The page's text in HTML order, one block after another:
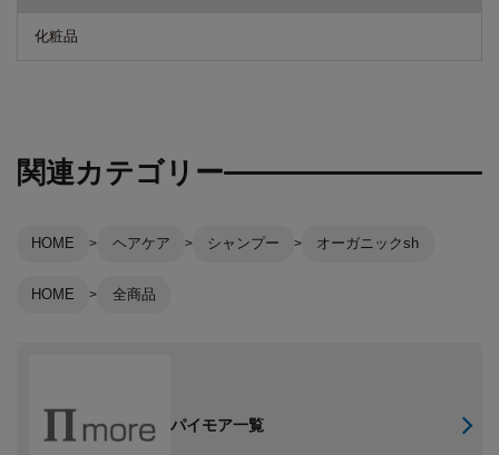
化粧品
関連カテゴリー
HOME ヘアケア シャンプー オーガニックsh
HOME 全商品
パイモア一覧